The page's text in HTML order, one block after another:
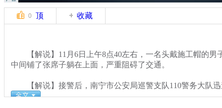
0 顶 收藏
【解说】11月6日上午8点40左右，一名头戴施工帽的男
中间铺了张席子躺在上面，严重阻碍了交通。
【解说】接警后，南宁市公安局巡警支队110警务大队迅